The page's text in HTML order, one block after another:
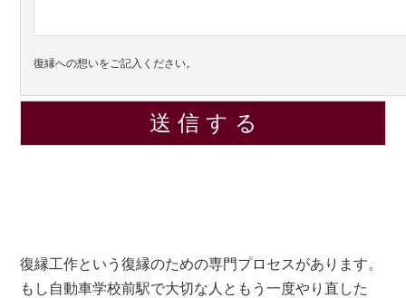
復縁への想いをご記入ください。
復縁工作という復縁のための専門プロセスがあります。
もし自動車学校前駅で大切な人ともう一度やり直した